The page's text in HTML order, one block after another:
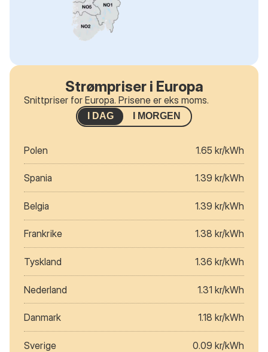
Strømpriser i Europa
Snittpriser for Europa. Prisene er eks moms.
I DAG I MORGEN
Polen 1.65 kr/kWh
Spania 1.39 kr/kWh
Belgia 1.39 kr/kWh
Frankrike 1.38 kr/kWh
Tyskland 1.36 kr/kWh
Nederland 1.31 kr/kWh
Danmark 1.18 kr/kWh
Sverige 0.09 kr/kWh